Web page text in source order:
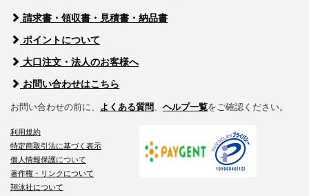
請求書・領収書・見積書・納品書
ポイントについて
大口注文・法人のお客様へ
お問い合わせはこちら
お問い合わせの前に、 よくある質問 ヘルプ一覧をご確認ください。
利用規約
特定商取引法に基づく表示
個人情報保護について
著作権・リンクについて
翔泳社について